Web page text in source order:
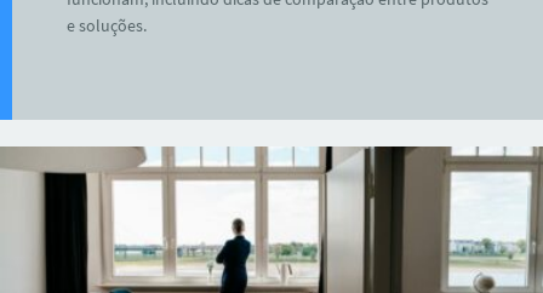
e soluções.